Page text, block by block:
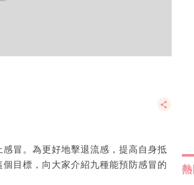
冒。為更好地擊退流感，提高自身抵
目標，向大家介紹九種能預防感冒的